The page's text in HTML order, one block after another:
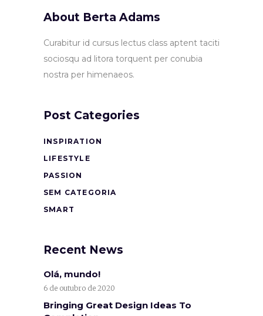
About Berta Adams
Curabitur id cursus lectus class aptent taciti
sociosqu ad litora torquent per conubia
nostra per himenaeos.
Post Categories
INSPIRATION
LIFESTYLE
PASSION
SEM CATEGORIA
SMART
Recent News
Olá, mundo!
6 de outubro de 2020
Bringing Great Design Ideas To